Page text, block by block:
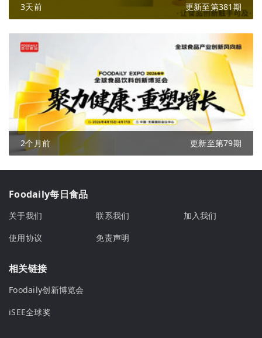
3天前 更新至第381期
2个月前 更新至第79期
Foodaily每日食品
关于我们 联系我们
加入我们
使用协议
免责声明
相关链接
Foodaily创新博览会
iSEE全球奖